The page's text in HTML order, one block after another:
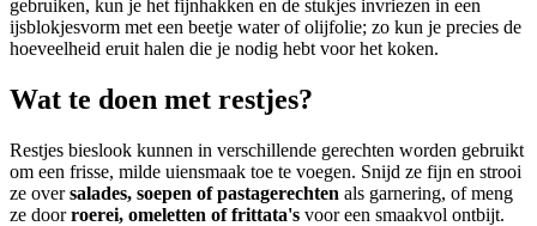
gebruiken, kun je het fijnhakken en de stukjes invriezen in een
ijsblokjesvorm met een beetje water of olijfolie; zo kun je precies de
hoeveelheid eruit halen die je nodig hebt voor het koken.
Wat te doen met restjes?
Restjes bieslook kunnen in verschillende gerechten worden gebruikt
om een frisse, milde uiensmaak toe te voegen. Snijd ze fijn en strooi
ze oversalades, soepen of pastagerechten als garnering, of meng
ze doorroerei, omeletten of frittata's voor een smaakvol ontbijt.